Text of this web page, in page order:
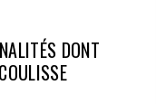
DONT